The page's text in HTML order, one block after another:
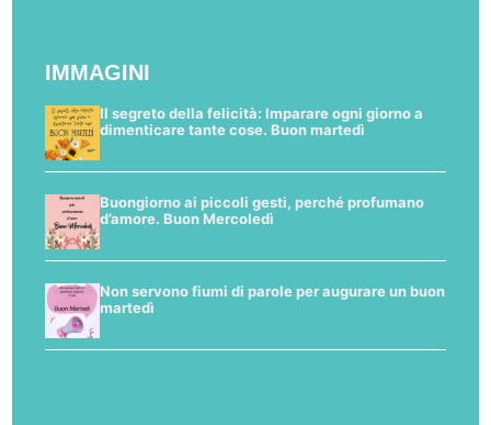
IMMAGINI
Il segreto della felicità: Imparare ogni giorno a
dimenticare tante cose. Buon martedì
Buongiorno ai piccoli gesti, perché profumano
d’amore. Buon Mercoledì
Non servono fiumi di parole per augurare un buon
martedì